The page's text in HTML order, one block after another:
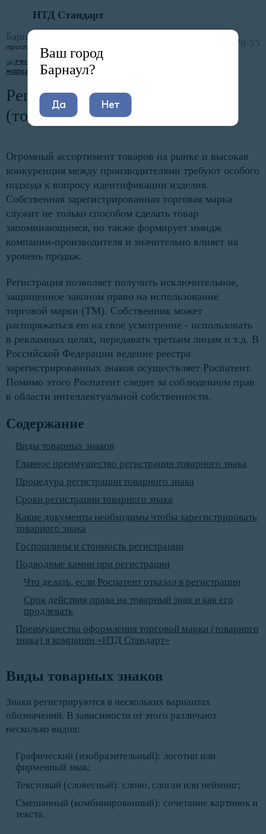
НТД Стандарт
Барнаул
просп. Ленина, 39 8 (800) 600-70-55
Главная Услуги
Другие типы документации
Регистрация торговой марки
Регистрация товарного знака
(торговой марки) в Барнауле
Огромный ассортимент товаров на рынке и высокая
конкуренция между производителями требуют особого
подхода к вопросу идентификации изделия.
Собственная зарегистрированная торговая марка
служит не только способом сделать товар
запоминающимся, но также формирует имидж
компании-производителя и значительно влияет на
уровень продаж.
Регистрация позволяет получить исключительное,
защищенное законом право на использование
торговой марки (ТМ). Собственник может
распоряжаться ею на свое усмотрение - использовать
в рекламных целях, передавать третьим лицам и т.д. В
Российской Федерации ведение реестра
зарегистрированных знаков осуществляет Роспатент.
Помимо этого Роспатент следит за соблюдением прав
в области интеллектуальной собственности.
Содержание
Виды товарных знаков
Главное преимущество регистрации товарного знака
Процедура регистрации товарного знака
Сроки регистрации товарного знака
Какие документы необходимы чтобы зарегистрировать
товарного знака
Госпошлины и стоимость регистрации
Подводные камни при регистрации
Что делать, если Роспатент отказал в регистрации
Срок действия права на товарный знак и как его
продлевать
Преимущества оформления торговой марки (товарного
знака) в компании «НТД Стандарт»
Виды товарных знаков
Знаки регистрируются в нескольких вариантах
обозначений. В зависимости от этого различают
несколько видов:
Графический (изобразительный): логотип или
фирменный знак;
Текстовый (словесный): слово, слоган или нейминг;
Смешанный (комбинированный): сочетание картинок и
текста.
Ваш город
Барнаул?
Да Нет